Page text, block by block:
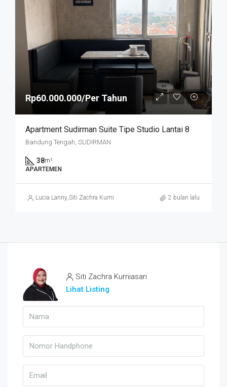
Rp60.000.000/Per Tahun
Apartment Sudirman Suite Tipe Studio Lantai 8
Bandung Tengah, SUDIRMAN
38m²
APARTEMEN
Lucia Lanny,Siti Zachra Kurniasari 2 bulan lalu
Siti Zachra Kurniasari
Lihat Listing